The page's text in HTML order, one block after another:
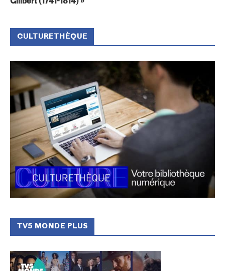
Gilibert (1741-1814) »
CULTURETHÈQUE
TV5 MONDE PLUS